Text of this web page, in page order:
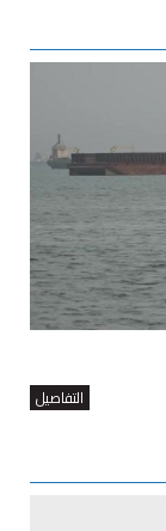
التفاصيل